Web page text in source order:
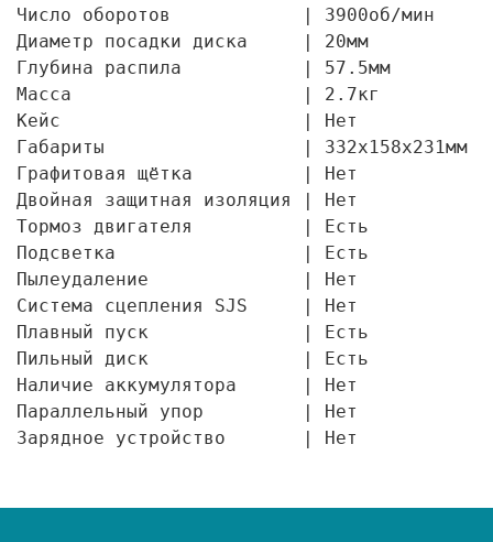
Число оборотов            | 3900об/мин
Диаметр посадки диска     | 20мм
Глубина распила           | 57.5мм
Масса                     | 2.7кг
Кейс                      | Нет
Габариты                  | 332x158x231мм
Графитовая щётка          | Нет
Двойная защитная изоляция | Нет
Тормоз двигателя          | Есть
Подсветка                 | Есть
Пылеудаление              | Нет
Система сцепления SJS     | Нет
Плавный пуск              | Есть
Пильный диск              | Есть
Наличие аккумулятора      | Нет
Параллельный упор         | Нет
Зарядное устройство       | Нет